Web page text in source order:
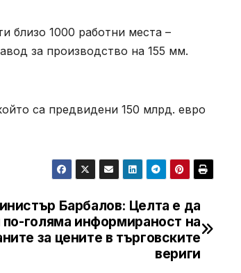
близо 1000 работни места –
за производство на 155 мм.
са предвидени 150 млрд. евро
Барбалов: Целта е да
голяма информираност на
за цените в търговските
вериги